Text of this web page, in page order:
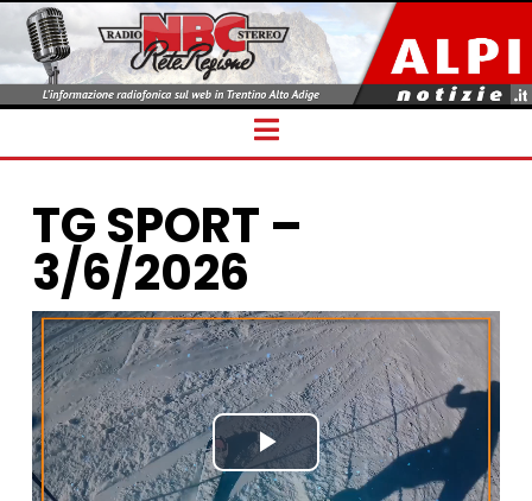
Navigation
TG SPORT –
3/6/2026
Play